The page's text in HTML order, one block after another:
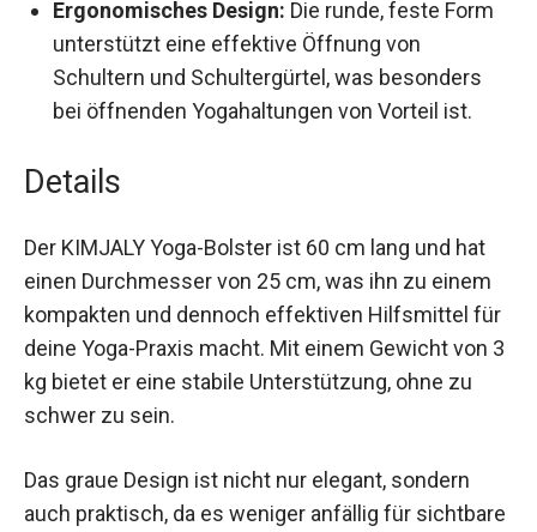
Ergonomisches Design: Die runde, feste Form
unterstützt eine effektive Öffnung von
Schultern und Schultergürtel, was besonders
bei öffnenden Yogahaltungen von Vorteil ist.
Details
Der KIMJALY Yoga-Bolster ist 60 cm lang und hat
einen Durchmesser von 25 cm, was ihn zu einem
kompakten und dennoch effektiven Hilfsmittel
für deine Yoga-Praxis macht. Mit einem Gewicht
von 3 kg bietet er eine stabile Unterstützung,
ohne zu schwer zu sein.
Das graue Design ist nicht nur elegant, sondern
auch praktisch, da es weniger anfällig für